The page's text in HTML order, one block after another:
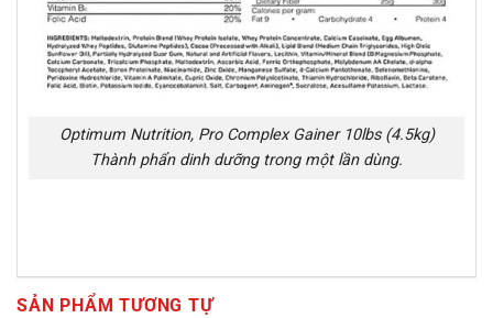
Optimum Nutrition, Pro Complex Gainer 10lbs (4.5kg)
Thành phẩn dinh dưỡng trong một lần dùng.
SẢN PHẨM TƯƠNG TỰ